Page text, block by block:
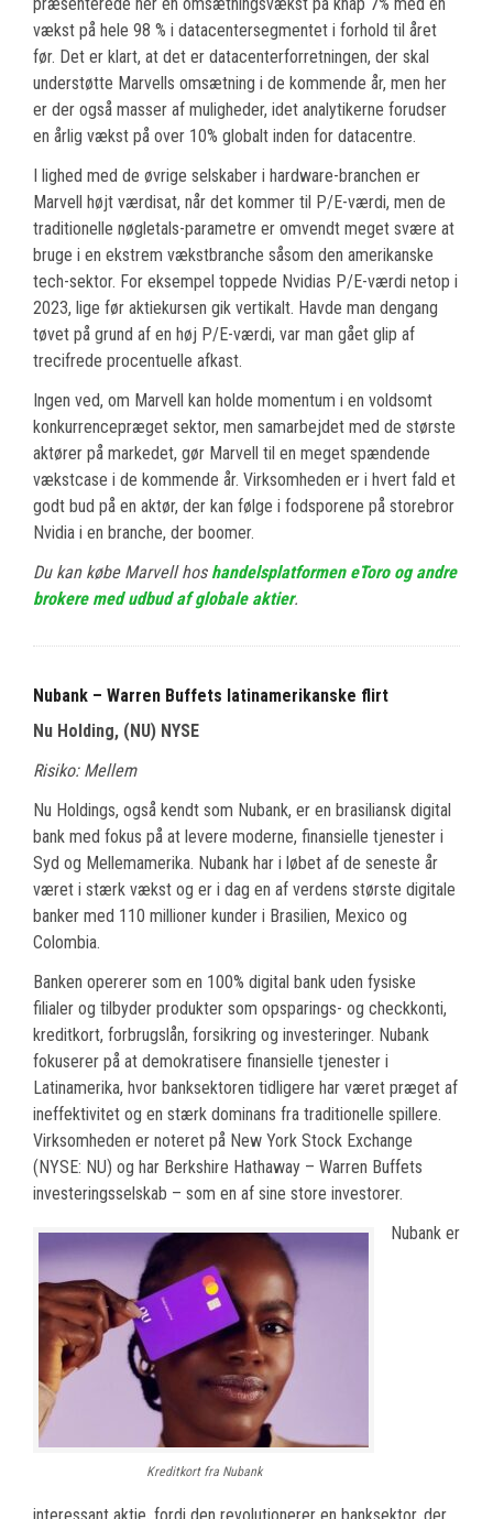
præsenterede her en omsætningsvækst på knap 7% med en
vækst på hele 98 % i datacentersegmentet i forhold til året
før. Det er klart, at det er datacenterforretningen, der skal
understøtte Marvells omsætning i de kommende år, men her
er der også masser af muligheder, idet analytikerne forudser
en årlig vækst på over 10% globalt inden for datacentre.
I lighed med de øvrige selskaber i hardware-branchen er
Marvell højt værdisat, når det kommer til P/E-værdi, men de
traditionelle nøgletals-parametre er omvendt meget svære at
bruge i en ekstrem vækstbranche såsom den amerikanske
tech-sektor. For eksempel toppede Nvidias P/E-værdi netop i
2023, lige før aktiekursen gik vertikalt. Havde man dengang
tøvet på grund af en høj P/E-værdi, var man gået glip af
trecifrede procentuelle afkast.
Ingen ved, om Marvell kan holde momentum i en voldsomt
konkurrencepræget sektor, men samarbejdet med de største
aktører på markedet, gør Marvell til en meget spændende
vækstcase i de kommende år. Virksomheden er i hvert fald et
godt bud på en aktør, der kan følge i fodsporene på storebror
Nvidia i en branche, der boomer.
Du kan købe Marvell hoshandelsplatformen eToro og andre
brokere med udbud af globale aktier.
Nubank – Warren Buffets latinamerikanske flirt
Nu Holding, (NU) NYSE
Risiko: Mellem
Nu Holdings, også kendt som Nubank, er en brasiliansk digital
bank med fokus på at levere moderne, finansielle tjenester i
Syd og Mellemamerika. Nubank har i løbet af de seneste år
været i stærk vækst og er i dag en af verdens største digitale
banker med 110 millioner kunder i Brasilien, Mexico og
Colombia.
Banken opererer som en 100% digital bank uden fysiske
filialer og tilbyder produkter som opsparings- og checkkonti,
kreditkort, forbrugslån, forsikring og investeringer. Nubank
fokuserer på at demokratisere finansielle tjenester i
Latinamerika, hvor banksektoren tidligere har været præget af
ineffektivitet og en stærk dominans fra traditionelle spillere.
Virksomheden er noteret på New York Stock Exchange
(NYSE: NU) og har Berkshire Hathaway – Warren Buffets
investeringsselskab – som en af sine store investorer.
Kreditkort fra Nubank
Nubank er